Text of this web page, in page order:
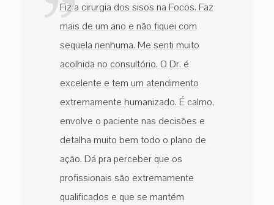
Fiz a cirurgia dos sisos na Focos. Faz
mais de um ano e não fiquei com
sequela nenhuma. Me senti muito
acolhida no consultório. O Dr. é
excelente e tem um atendimento
extremamente humanizado. É calmo,
envolve o paciente nas decisões e
detalha muito bem todo o plano de
ação. Dá pra perceber que os
profissionais são extremamente
qualificados e que se mantém